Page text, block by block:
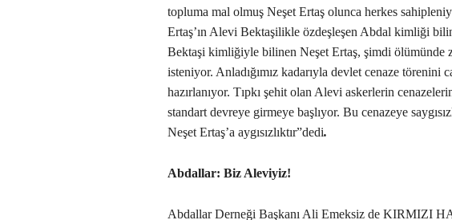
topluma mal olmuş Neşet Ertaş olunca herkes
Ertaş’ın Alevi Bektaşilikle özdeşleşen Abdal kimliği
Bektaşi kimliğiyle bilinen Neşet Ertaş, şimdi ölümünde
isteniyor. Anladığımız kadarıyla devlet cenaze törenini
hazırlanıyor. Tıpkı şehit olan Alevi askerlerin
standart devreye girmeye başlıyor. Bu cenazeye
Neşet Ertaş’a aygısızlıktır”dedi.
Abdallar: Biz Aleviyiz!
Abdallar Derneği Başkanı Ali Emeksiz de KIRMIZI